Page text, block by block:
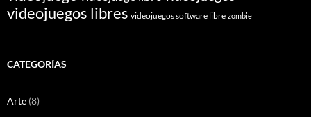
videojuegos libres videojuegos software libre zombie
CATEGORÍAS
Arte (8)